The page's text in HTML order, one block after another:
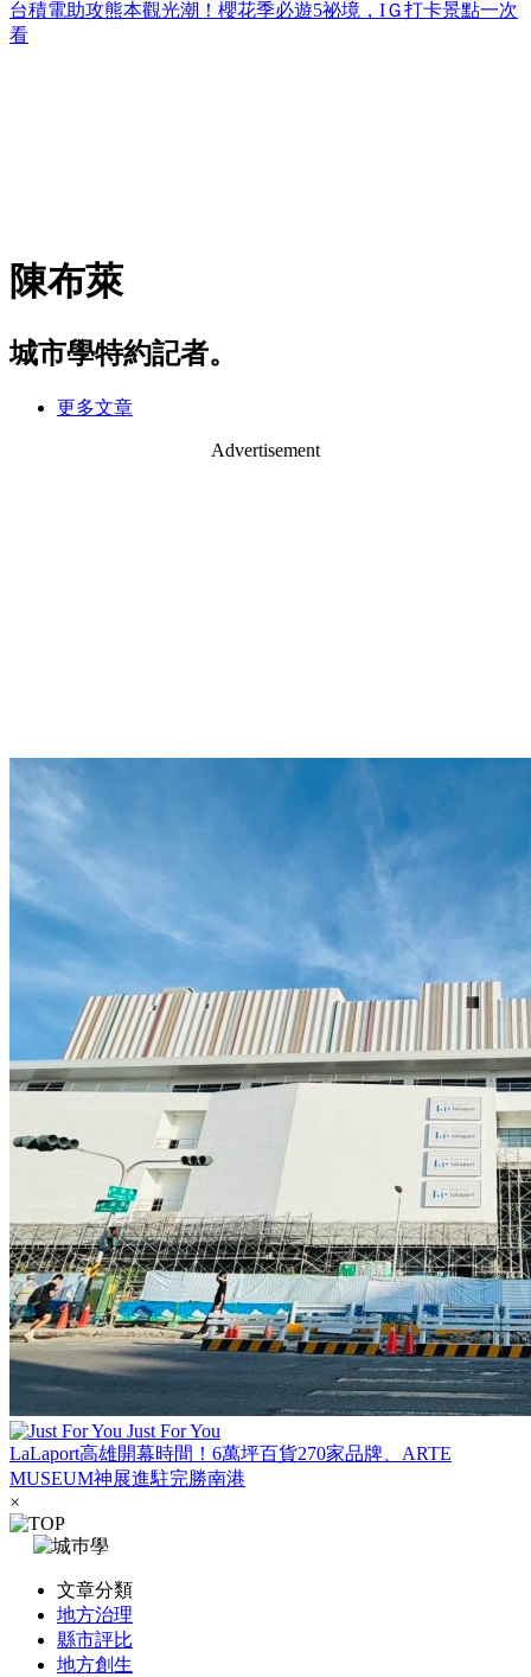
台積電助攻熊本觀光潮！櫻花季必遊5祕境，IＧ打卡景點一次
看
陳布萊
城市學特約記者。
更多文章
Advertisement
Just For You
LaLaport高雄開幕時間！6萬坪百貨270家品牌、ARTE
MUSEUM神展進駐完勝南港
×
文章分類
地方治理
縣市評比
地方創生